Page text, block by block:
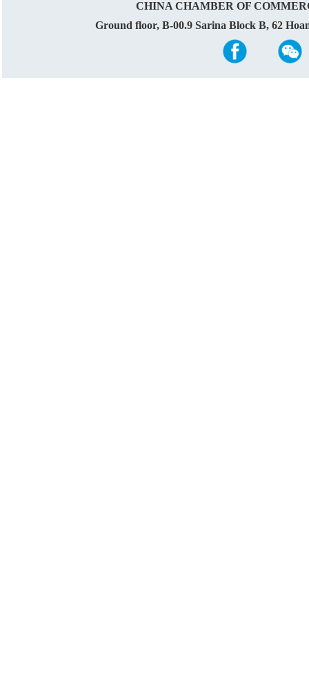
CHINA CHAMBER OF
Ground floor, B-00.9 Sarina Block B, 62